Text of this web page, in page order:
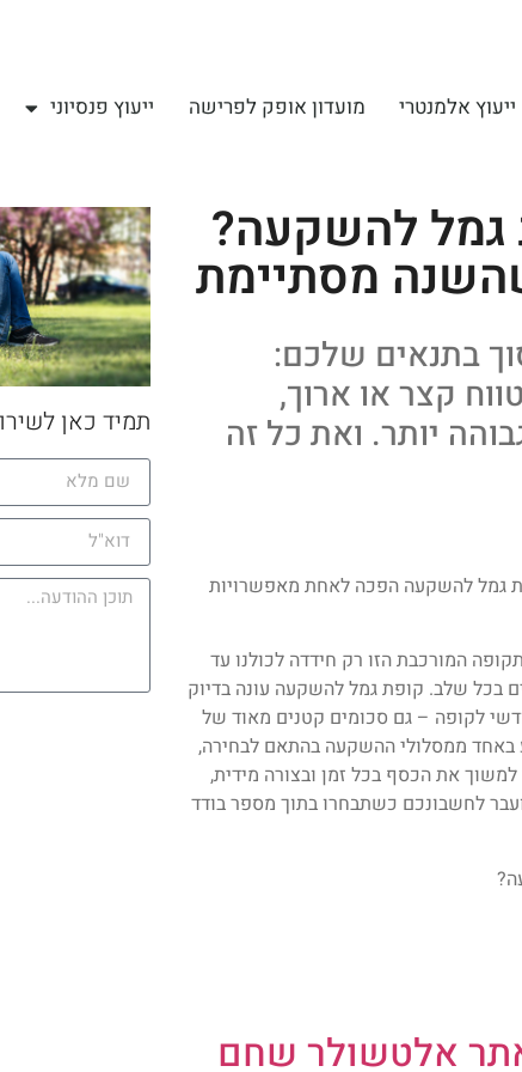
ייעוץ אלמנטרי מועדון אופק לפרישה ייעוץ פנסיוני
גמל להשקעה?
מסתיימת
בתנאים שלכם:
קצר או ארוך,
יותר. ואת כל זה
גמל להשקעה הפכה לאחת מאפשרויות
המורכבת הזו רק חידדה לכולנו עד
בכל שלב. קופת גמל להשקעה עונה בדיוק
לקופה – גם סכומים קטנים מאוד של
באחד ממסלולי ההשקעה בהתאם לבחירה,
את הכסף בכל זמן ובצורה מידית,
לחשבונכם כשתבחרו בתוך מספר בודד
אלטשולר שחם
תמיד כאן